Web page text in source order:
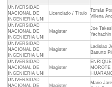
UNIVERSIDAD
NACIONAL DE
INGENIERIA UNI
Licenciado / Título
Tomás
Villena
UNIVERSIDAD
NACIONAL DE
INGENIERIA UNI
Magister
Joe
Yachachin
UNIVERSIDAD
NACIONAL DE
INGENIERIA UNI
Magister
Ladislao
Basurto
UNIVERSIDAD
NACIONAL DE
INGENIERIA UNI
Magister
ENRIQUE
MOROTE
UNIVERSIDAD
NACIONAL DE
Magister
Mario